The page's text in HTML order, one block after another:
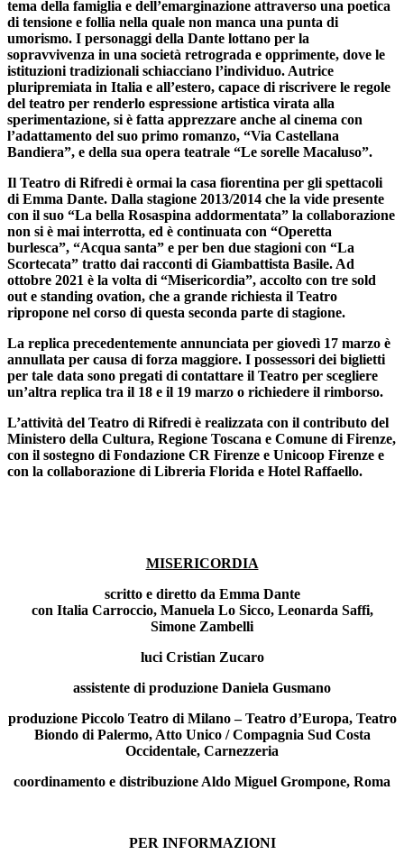
tema della famiglia e dell’emarginazione attraverso una poetica
di tensione e follia nella quale non manca una punta di
umorismo. I personaggi della Dante lottano per la
sopravvivenza in una società retrograda e opprimente, dove le
istituzioni tradizionali schiacciano l’individuo. Autrice
pluripremiata in Italia e all’estero, capace di riscrivere le regole
del teatro per renderlo espressione artistica virata alla
sperimentazione, si è fatta apprezzare anche al cinema con
l’adattamento del suo primo romanzo, “Via Castellana
Bandiera”, e della sua opera teatrale “Le sorelle Macaluso”.
Il Teatro di Rifredi è ormai la casa fiorentina per gli spettacoli
di Emma Dante. Dalla stagione 2013/2014 che la vide presente
con il suo “La bella Rosaspina addormentata” la collaborazione
non si è mai interrotta, ed è continuata con “Operetta
burlesca”, “Acqua santa” e per ben due stagioni con “La
Scortecata” tratto dai racconti di Giambattista Basile. Ad
ottobre 2021 è la volta di “Misericordia”, accolto con tre sold
out e standing ovation, che a grande richiesta il Teatro
ripropone nel corso di questa seconda parte di stagione.
La replica precedentemente annunciata per giovedì 17 marzo è
annullata per causa di forza maggiore. I possessori dei biglietti
per tale data sono pregati di contattare il Teatro per scegliere
un’altra replica tra il 18 e il 19 marzo o richiedere il rimborso.
L’attività del Teatro di Rifredi è realizzata con il contributo del
Ministero della Cultura, Regione Toscana e Comune di Firenze,
con il sostegno di Fondazione CR Firenze e Unicoop Firenze e
con la collaborazione di Libreria Florida e Hotel Raffaello.
MISERICORDIA
scritto e diretto da Emma Dante
con Italia Carroccio, Manuela Lo Sicco, Leonarda Saffi,
Simone Zambelli
luci Cristian Zucaro
assistente di produzione Daniela Gusmano
produzionePiccolo Teatro di Milano – Teatro d’Europa, Teatro
Biondo di Palermo, Atto Unico / Compagnia Sud Costa
Occidentale, Carnezzeria
coordinamento e distribuzione Aldo Miguel Grompone, Roma
PER INFORMAZIONI